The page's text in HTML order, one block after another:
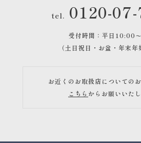
tel. 0120-
受付時間：平日10:00
（土日祝日・お盆・年末年
お近くのお取扱店についての
こちら からお願いいたし